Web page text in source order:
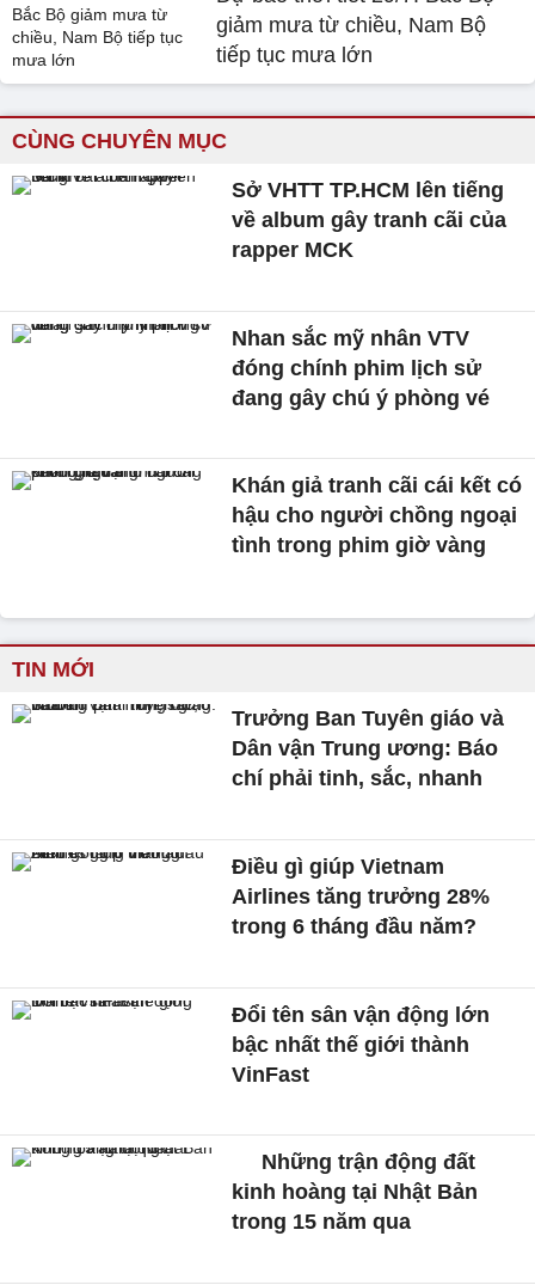
giảm mưa từ chiều, Nam Bộ
tiếp tục mưa lớn
CÙNG CHUYÊN MỤC
Sở VHTT TP.HCM lên tiếng
về album gây tranh cãi của
rapper MCK
Nhan sắc mỹ nhân VTV
đóng chính phim lịch sử
đang gây chú ý phòng vé
Khán giả tranh cãi cái kết có
hậu cho người chồng ngoại
tình trong phim giờ vàng
TIN MỚI
Trưởng Ban Tuyên giáo và
Dân vận Trung ương: Báo
chí phải tinh, sắc, nhanh
Điều gì giúp Vietnam
Airlines tăng trưởng 28%
trong 6 tháng đầu năm?
Đổi tên sân vận động lớn
bậc nhất thế giới thành
VinFast
Những trận động đất
kinh hoàng tại Nhật Bản
trong 15 năm qua